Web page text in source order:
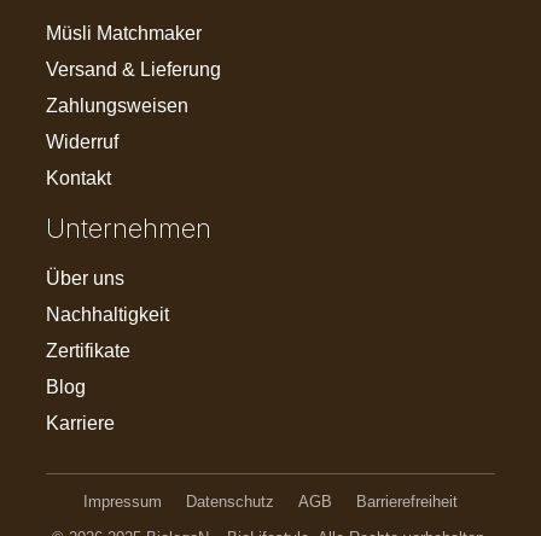
Müsli Matchmaker
Versand & Lieferung
Zahlungsweisen
Widerruf
Kontakt
Unternehmen
Über uns
Nachhaltigkeit
Zertifikate
Blog
Karriere
Impressum Datenschutz AGB
Barrierefreiheit